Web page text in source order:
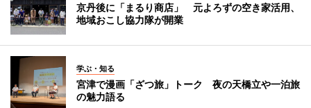
京丹後に「まるり商店」 元よろずの空き家活用、
地域おこし協力隊が開業
学ぶ・知る
宮津で漫画「ざつ旅」トーク 夜の天橋立や一泊旅
の魅力語る